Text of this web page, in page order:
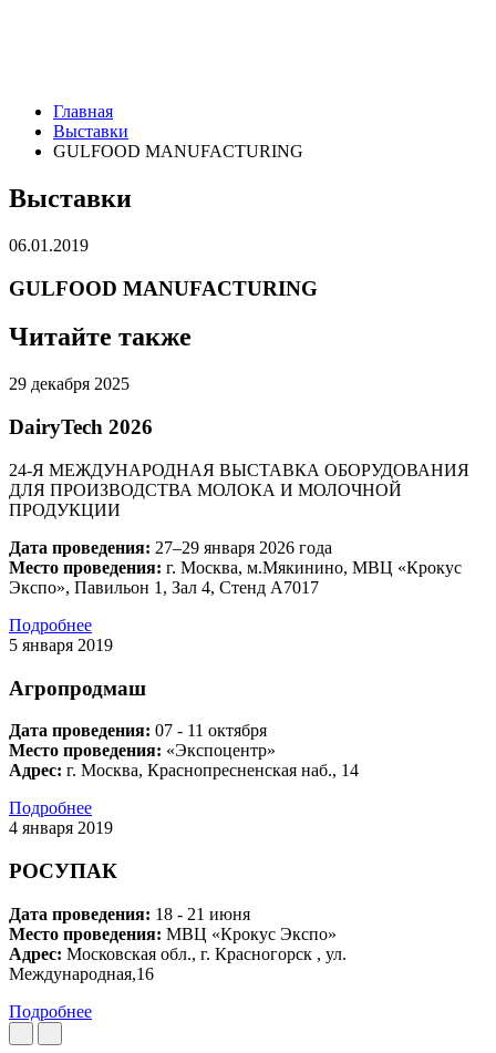
Главная
Выставки
GULFOOD MANUFACTURING
Выставки
06.01.2019
GULFOOD MANUFACTURING
Читайте также
29 декабря 2025
DairyTech 2026
24-Я МЕЖДУНАРОДНАЯ ВЫСТАВКА ОБОРУДОВАНИЯ
ДЛЯ ПРОИЗВОДСТВА МОЛОКА И МОЛОЧНОЙ
ПРОДУКЦИИ
Дата проведения: 27–29 января 2026 года
Место проведения: г. Москва, м.Мякинино, МВЦ «Крокус
Экспо», Павильон 1, Зал 4, Стенд A7017
Подробнее
5 января 2019
Агропродмаш
Дата проведения: 07 - 11 октября
Место проведения: «Экспоцентр»
Адрес: г. Москва, Краснопресненская наб., 14
Подробнее
4 января 2019
РОСУПАК
Дата проведения: 18 - 21 июня
Место проведения: МВЦ «Крокус Экспо»
Адрес: Московская обл., г. Красногорск , ул.
Международная,16
Подробнее